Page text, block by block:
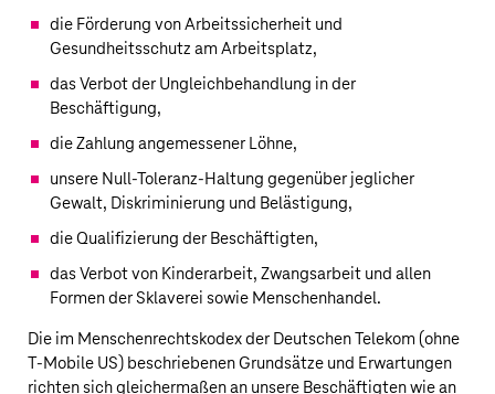
die Förderung von Arbeitssicherheit und
Gesundheitsschutz am Arbeitsplatz,
das Verbot der Ungleichbehandlung in der
Beschäftigung,
die Zahlung angemessener Löhne,
unsere Null-Toleranz-Haltung gegenüber jeglicher
Gewalt, Diskriminierung und Belästigung,
die Qualifizierung der Beschäftigten,
das Verbot von Kinderarbeit, Zwangsarbeit und allen
Formen der Sklaverei sowie Menschenhandel.
Die im Menschenrechtskodex der Deutschen Telekom (ohne
T‑Mobile US) beschriebenen Grundsätze und Erwartungen
richten sich gleichermaßen an unsere Beschäftigten wie an